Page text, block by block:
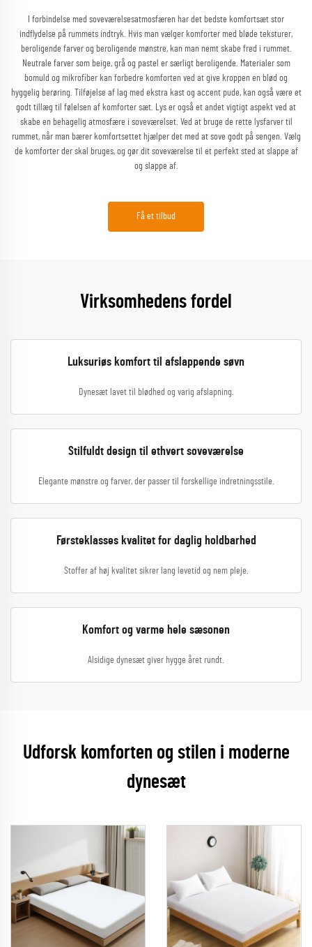
I forbindelse med soveværelsesatmosfæren har det bedste komfortsæt stor
indflydelse på rummets indtryk. Hvis man vælger komforter med bløde teksturer,
beroligende farver og beroligende mønstre, kan man nemt skabe fred i rummet.
Neutrale farver som beige, grå og pastel er særligt beroligende. Materialer som
bomuld og mikrofiber kan forbedre komforten ved at give kroppen en blød og
hyggelig berøring. Tilføjelse af lag med ekstra kast og accent pude, kan også være et
godt tillæg til følelsen af komforter sæt. Lys er også et andet vigtigt aspekt ved at
skabe en behagelig atmosfære i soveværelset. Ved at bruge de rette lysfarver til
rummet, når man bærer komfortsettet hjælper det med at sove godt på sengen. Vælg
de komforter der skal bruges, og gør dit soveværelse til et perfekt sted at slappe af
og slappe af.
Få et tilbud
Virksomhedens fordel
Luksuriøs komfort til afslappende søvn
Dynesæt lavet til blødhed og varig afslapning.
Stilfuldt design til ethvert soveværelse
Elegante mønstre og farver, der passer til forskellige indretningsstile.
Førsteklasses kvalitet for daglig holdbarhed
Stoffer af høj kvalitet sikrer lang levetid og nem pleje.
Komfort og varme hele sæsonen
Alsidige dynesæt giver hygge året rundt.
Udforsk komforten og stilen i moderne
dynesæt